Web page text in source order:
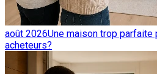
août 2026Une maison trop
acheteurs?